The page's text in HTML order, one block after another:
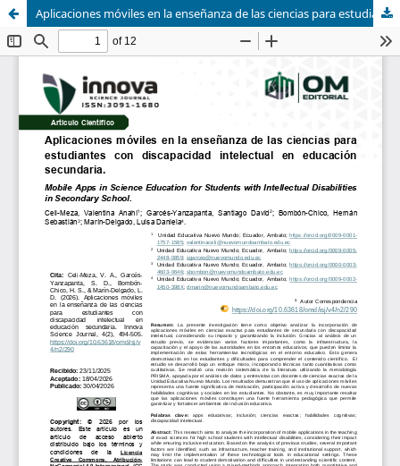
Aplicaciones móviles en la enseñanza de las ciencias para estudiantes con discapacidad intelectual en educación secundaria.